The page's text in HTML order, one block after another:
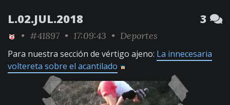
L.02.JUL.2018 3
• #41897 • 17:09:43 • Deportes
Para nuestra sección de vértigo ajeno: La innecesaria
voltereta sobre el acantilado